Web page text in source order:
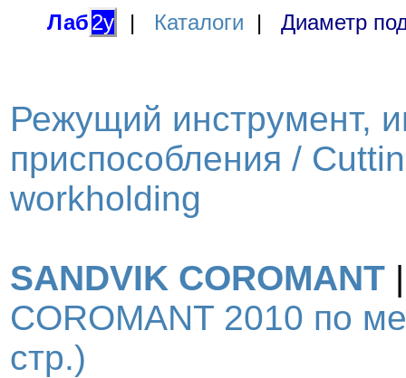
Лаб2у | Каталоги | Диаметр
Режущий инструмент,
приспособления /
workholding
SANDVIK COROMANT
COROMANT 2010 по
стр.)